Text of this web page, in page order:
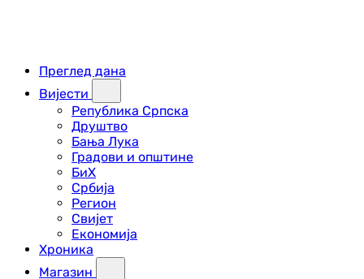
Преглед дана
Вијести
Република Српска
Друштво
Бања Лука
Градови и општине
БиХ
Србија
Регион
Свијет
Економија
Хроника
Магазин